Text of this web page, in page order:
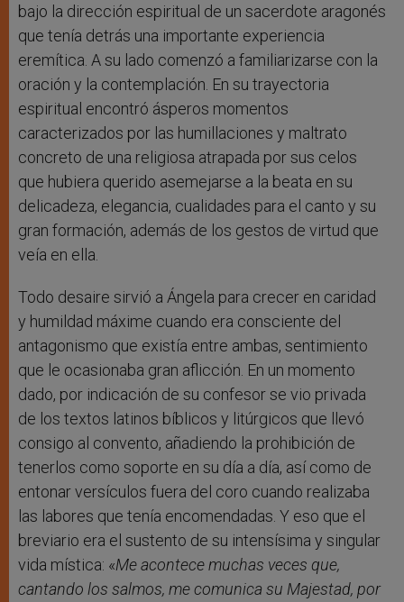
bajo la dirección espiritual de un sacerdote aragonés
que tenía detrás una importante experiencia
eremítica. A su lado comenzó a familiarizarse con la
oración y la contemplación. En su trayectoria
espiritual encontró ásperos momentos
caracterizados por las humillaciones y maltrato
concreto de una religiosa atrapada por sus celos
que hubiera querido asemejarse a la beata en su
delicadeza, elegancia, cualidades para el canto y su
gran formación, además de los gestos de virtud que
veía en ella.
Todo desaire sirvió a Ángela para crecer en caridad
y humildad máxime cuando era consciente del
antagonismo que existía entre ambas, sentimiento
que le ocasionaba gran aflicción. En un momento
dado, por indicación de su confesor se vio privada
de los textos latinos bíblicos y litúrgicos que llevó
consigo al convento, añadiendo la prohibición de
tenerlos como soporte en su día a día, así como de
entonar versículos fuera del coro cuando realizaba
las labores que tenía encomendadas. Y eso que el
breviario era el sustento de su intensísima y singular
vida mística: «Me acontece muchas veces que,
cantando los salmos, me comunica su Majestad, por